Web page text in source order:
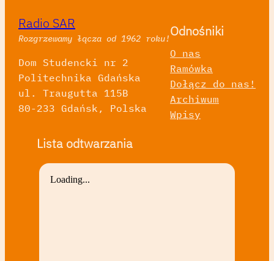
Radio SAR
Rozgrzewamy łącza od 1962 roku!
Dom Studencki nr 2
Politechnika Gdańska
ul. Traugutta 115B
80-233 Gdańsk, Polska
Odnośniki
O nas
Ramówka
Dołącz do nas!
Archiwum
Wpisy
Lista odtwarzania